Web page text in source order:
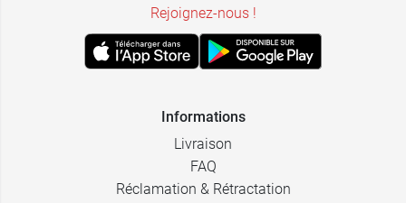
Rejoignez-nous !
Informations
Livraison
FAQ
Réclamation & Rétractation